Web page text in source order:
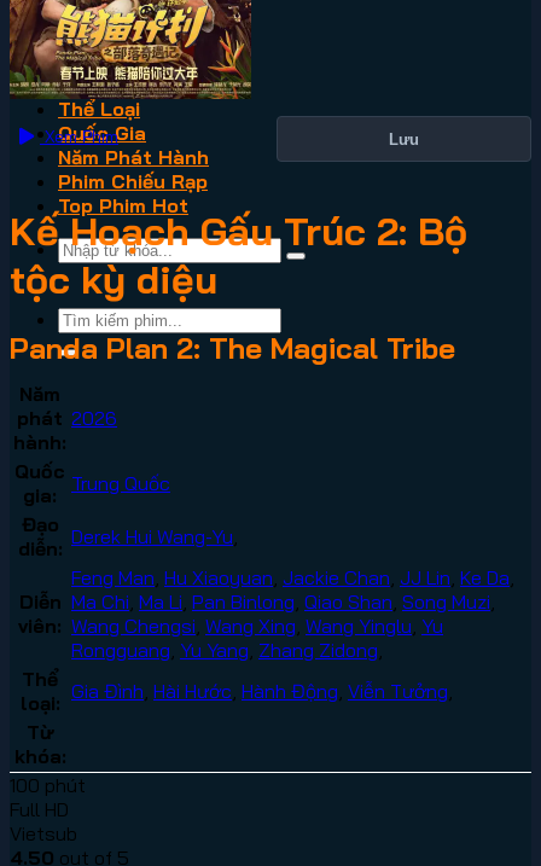
VN2
Phim Lẻ
Phim Bộ
Thể Loại
Quốc Gia
Năm Phát Hành
Phim Chiếu Rạp
Top Phim Hot
Xem Phim Lưu
Kế Hoạch Gấu Trúc 2: Bộ
tộc kỳ diệu
Panda Plan 2: The Magical Tribe
Năm
phát
hành:
2026
Quốc
gia:
Trung Quốc
Đạo
diễn: Derek Hui Wang-Yu
Diễn
viên:
Feng Man Hu Xiaoyuan Jackie Chan JJ Lin Ke Da
Ma Chi Ma Li Pan Binlong Qiao Shan Song Muzi
Wang Chengsi Wang Xing Wang Yinglu Yu
Rongguang Yu Yang Zhang Zidong
Thể
loại: Gia Đình Hài Hước Hành Động Viễn Tưởng
Từ
khóa:
100 phút
Full HD
Vietsub
4.50 out of 5